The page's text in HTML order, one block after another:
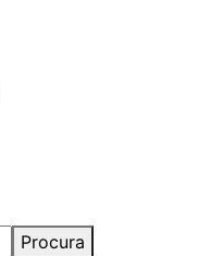
Procura